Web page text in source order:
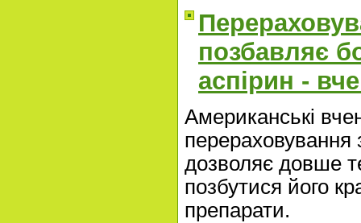
позбавляє
аспірин -
Американські
дозволяє довше
позбутися його
препарати.